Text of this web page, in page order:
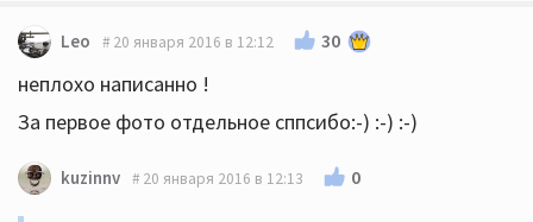
Leo 20 января 2016 в 12:12 30
неплохо написанно !
За первое фото отдельное сппсибо:-) :-) :-)
kuzinnv 20 января 2016 в 12:13 0